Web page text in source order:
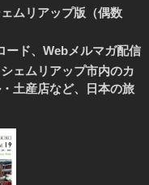
ムリアップ版（偶数
ード、Webメルマガ配信
ェムリアップ市内のカ
土産店など、日本の旅